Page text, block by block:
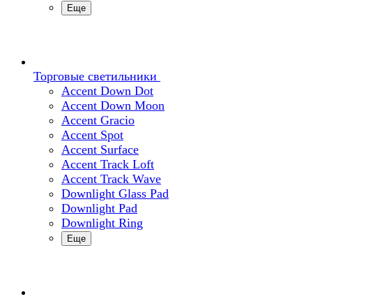
Еще
Торговые светильники
Accent Down Dot
Accent Down Moon
Accent Gracio
Accent Spot
Accent Surface
Accent Track Loft
Accent Track Wave
Downlight Glass Pad
Downlight Pad
Downlight Ring
Еще